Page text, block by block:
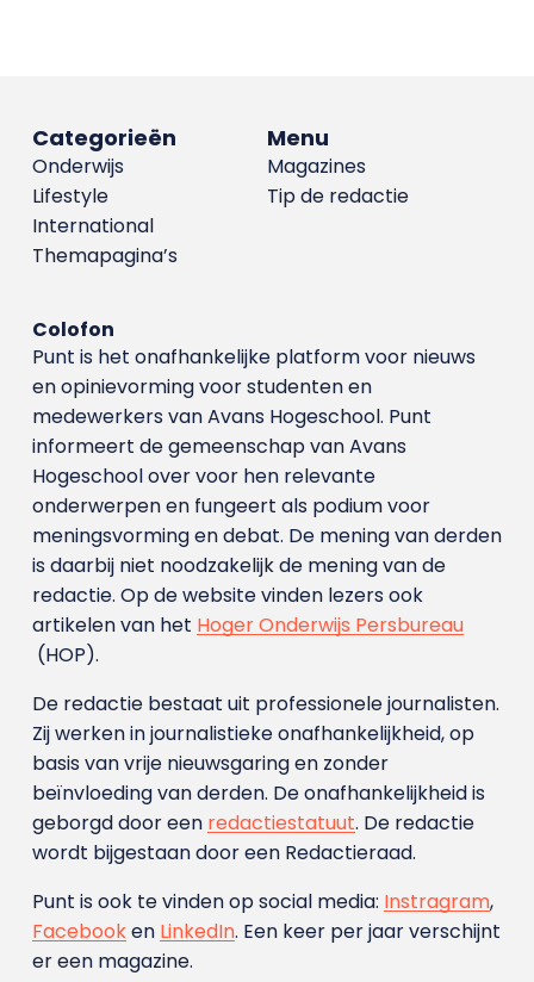
Menu
Magazines
Tip de redactie
Categorieën
Onderwijs
Lifestyle
International
Themapagina’s
Colofon
Punt is het onafhankelijke platform voor nieuws
en opinievorming voor studenten en
medewerkers van Avans Hoge­school. Punt
informeert de gemeenschap van Avans
Hogeschool over voor hen relevante
onderwerpen en fungeert als podium voor
meningsvorming en debat. De mening van derden
is daarbij niet noodzakelijk de mening van de
redactie. Op de website vinden lezers ook
artikelen van het Hoger Onderwijs Persbureau
(HOP).
De redactie bestaat uit professionele journalisten.
Zij werken in journalistieke onafhankelijkheid, op
basis van vrije nieuwsgaring en zonder
beïnvloeding van derden. De onafhankelijkheid is
geborgd door een redactiestatuut. De redactie
wordt bijgestaan door een Redactieraad.
Punt is ook te vinden op social media: Instragram,
Facebooken LinkedIn. Een keer per jaar verschijnt
er een magazine.